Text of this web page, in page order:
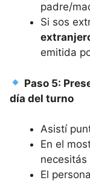
padre/
Si sos
emitida
Paso 5:
día del turno
Asistí
En el
necesitás
El